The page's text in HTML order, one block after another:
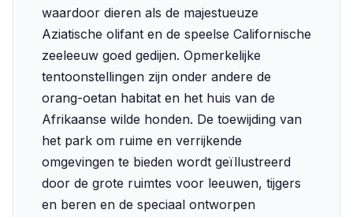
waardoor dieren als de majestueuze
Aziatische olifant en de speelse Californische
zeeleeuw goed gedijen. Opmerkelijke
tentoonstellingen zijn onder andere de
orang-oetan habitat en het huis van de
Afrikaanse wilde honden. De toewijding van
het park om ruime en verrijkende
omgevingen te bieden wordt geïllustreerd
door de grote ruimtes voor leeuwen, tijgers
en beren en de speciaal ontworpen